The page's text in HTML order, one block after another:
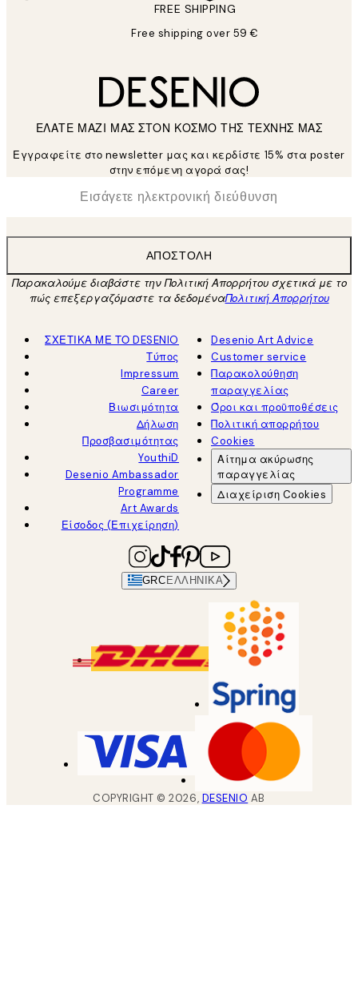
FREE SHIPPING
Free shipping over 59 €
ΕΛΑΤΕ ΜΑΖΙ ΜΑΣ ΣΤΟΝ ΚΟΣΜΟ ΤΗΣ ΤΕΧΝΗΣ ΜΑΣ
Εγγραφείτε στο newsletter μας και κερδίστε 15% στα poster
στην επόμενη αγορά σας!
Ηλεκτρονική Διεύθυνση
ΑΠΟΣΤΟΛΉ
Παρακαλούμε διαβάστε την Πολιτική Απορρήτου σχετικά με το
πώς επεξεργαζόμαστε τα δεδομέναΠολιτική Απορρήτου
ΣΧΕΤΙΚΑ ΜΕ ΤΟ DESENIO
Τύπος
Impressum
Career
Βιωσιμότητα
Δήλωση
Προσβασιμότητας
YouthiD
Desenio Ambassador
Programme
Art Awards
Είσοδος (Επιχείρηση)
Desenio Art Advice
Customer service
Παρακολούθηση
παραγγελίας
Όροι και προϋποθέσεις
Πολιτική απορρήτου
Cookies
Αίτημα ακύρωσης
παραγγελίας
Διαχείριση Cookies
GRC ΕΛΛΗΝΙΚΆ
COPYRIGHT ©2026, DESENIO AB